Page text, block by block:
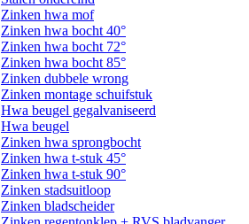
Zinken hwa mof
Zinken hwa bocht 40°
Zinken hwa bocht 72°
Zinken hwa bocht 85°
Zinken dubbele wrong
Zinken montage schuifstuk
Hwa beugel gegalvaniseerd
Hwa beugel
Zinken hwa sprongbocht
Zinken hwa t-stuk 45°
Zinken hwa t-stuk 90°
Zinken stadsuitloop
Zinken bladscheider